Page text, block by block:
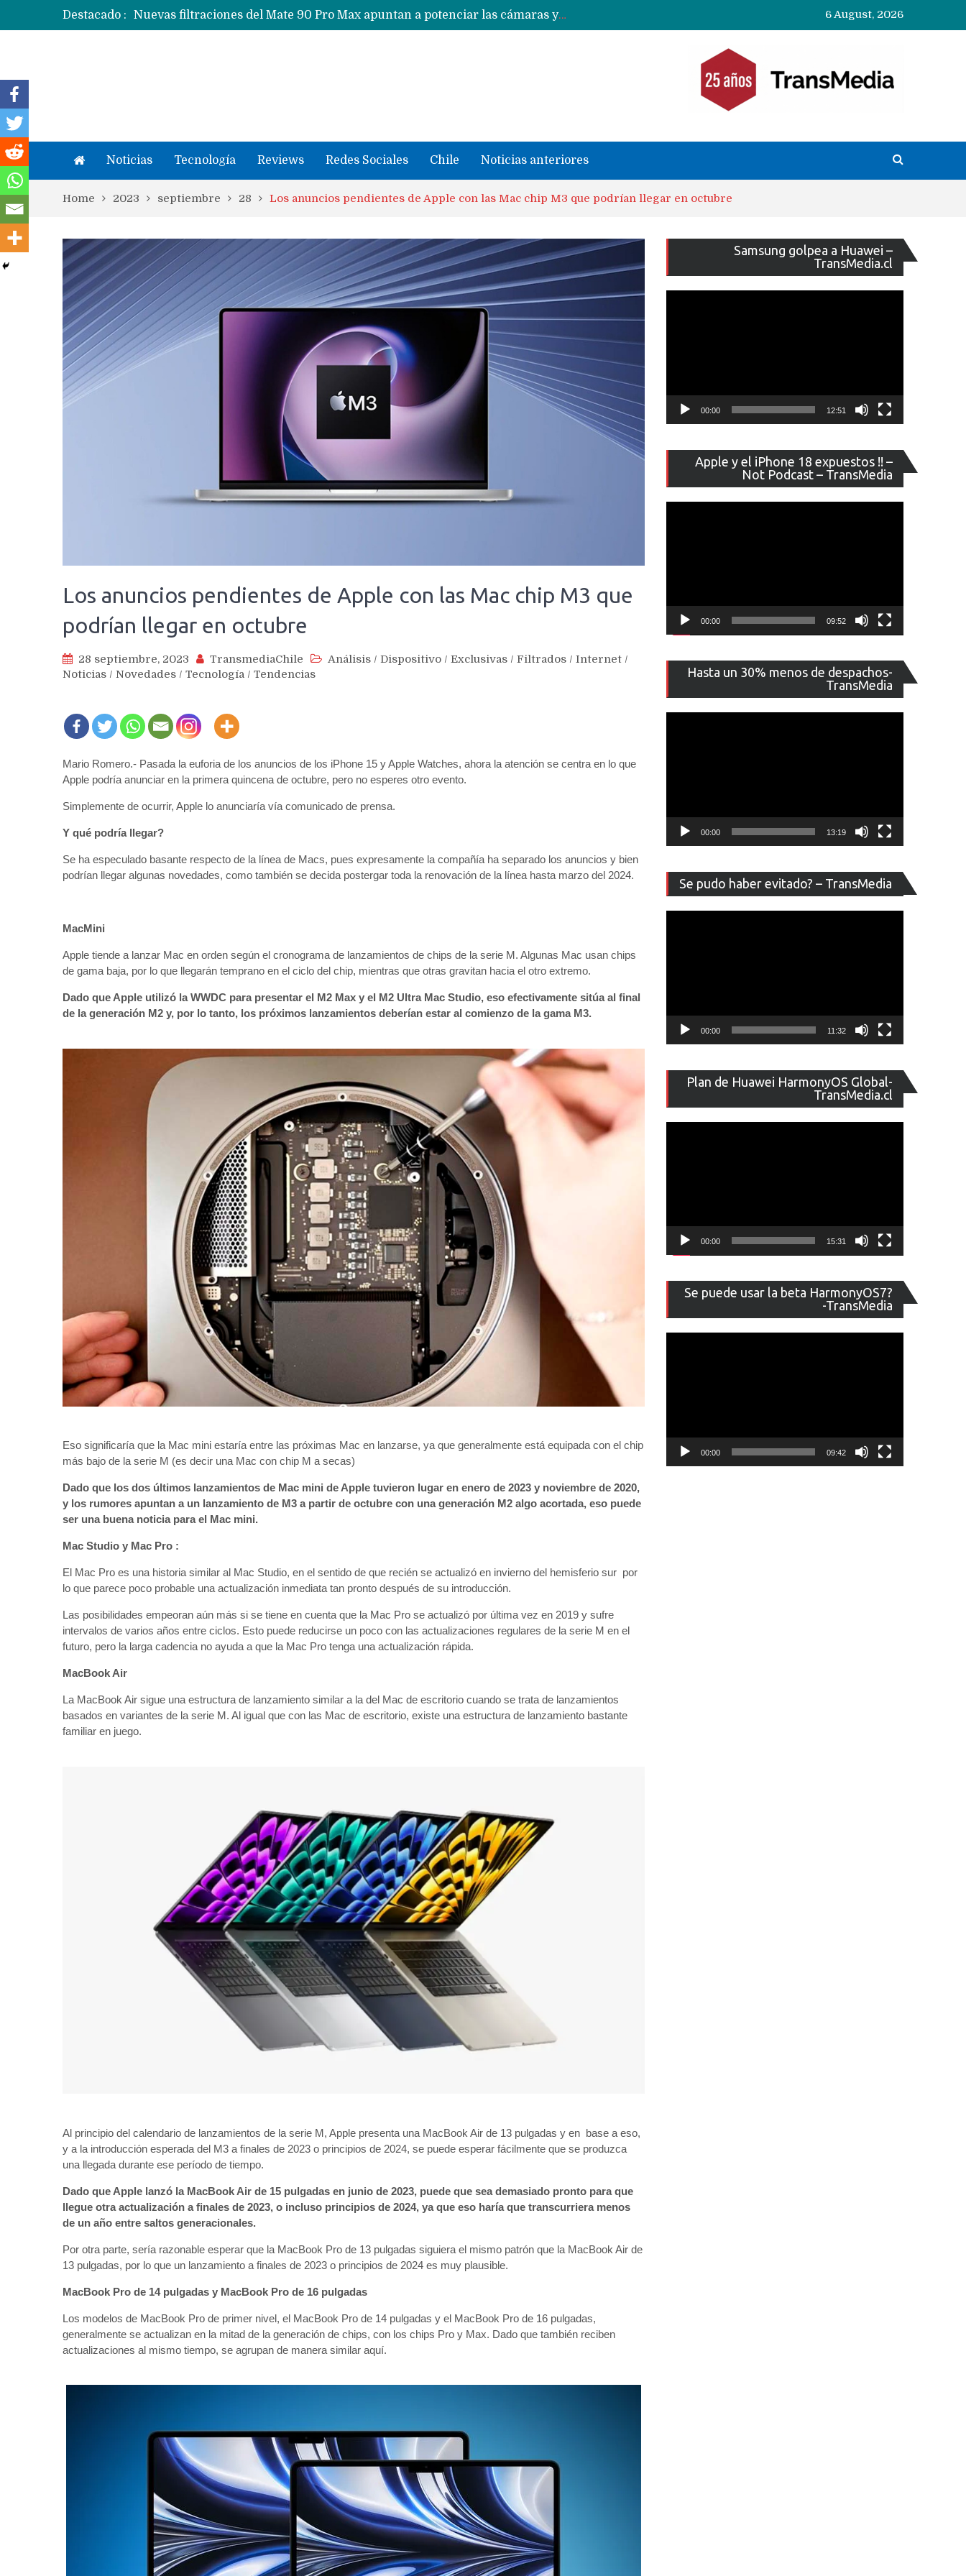
Destacado :
Nuevas filtraciones del Mate 90 Pro Max apuntan a potenciar las cámaras y pantalla OLED doble capa
Apple dice que más ex empleados se llevaron datos confidenciales a OpenAI
6 August, 2026
Noticias Tecnología Reviews Redes Sociales Chile Noticias anteriores
Home 2023 septiembre 28 Los anuncios pendientes de Apple con las Mac chip M3 que podrían llegar en octubre
Los anuncios pendientes de Apple con las Mac chip M3 que
podrían llegar en octubre
28 septiembre, 2023 TransmediaChile Análisis / Dispositivo / Exclusivas / Filtrados / Internet /
Noticias / Novedades / Tecnología / Tendencias
Mario Romero.- Pasada la euforia de los anuncios de los iPhone 15 y Apple Watches, ahora la atención se centra en lo que
Apple podría anunciar en la primera quincena de octubre, pero no esperes otro evento.
Simplemente de ocurrir, Apple lo anunciaría vía comunicado de prensa.
Y qué podría llegar?
Se ha especulado basante respecto de la línea de Macs, pues expresamente la compañía ha separado los anuncios y bien
podrían llegar algunas novedades, como también se decida postergar toda la renovación de la línea hasta marzo del 2024.
MacMini
Apple tiende a lanzar Mac en orden según el cronograma de lanzamientos de chips de la serie M. Algunas Mac usan chips
de gama baja, por lo que llegarán temprano en el ciclo del chip, mientras que otras gravitan hacia el otro extremo.
Dado que Apple utilizó la WWDC para presentar el M2 Max y el M2 Ultra Mac Studio, eso efectivamente sitúa al final
de la generación M2 y, por lo tanto, los próximos lanzamientos deberían estar al comienzo de la gama M3.
Eso significaría que la Mac mini estaría entre las próximas Mac en lanzarse, ya que generalmente está equipada con el chip
más bajo de la serie M (es decir una Mac con chip M a secas)
Dado que los dos últimos lanzamientos de Mac mini de Apple tuvieron lugar en enero de 2023 y noviembre de 2020,
y los rumores apuntan a un lanzamiento de M3 a partir de octubre con una generación M2 algo acortada, eso puede
ser una buena noticia para el Mac mini.
Mac Studio y Mac Pro :
El Mac Pro es una historia similar al Mac Studio, en el sentido de que recién se actualizó en invierno del hemisferio sur por
lo que parece poco probable una actualización inmediata tan pronto después de su introducción.
Las posibilidades empeoran aún más si se tiene en cuenta que la Mac Pro se actualizó por última vez en 2019 y sufre
intervalos de varios años entre ciclos. Esto puede reducirse un poco con las actualizaciones regulares de la serie M en el
futuro, pero la larga cadencia no ayuda a que la Mac Pro tenga una actualización rápida.
MacBook Air
La MacBook Air sigue una estructura de lanzamiento similar a la del Mac de escritorio cuando se trata de lanzamientos
basados ​​en variantes de la serie M. Al igual que con las Mac de escritorio, existe una estructura de lanzamiento bastante
familiar en juego.
Al principio del calendario de lanzamientos de la serie M, Apple presenta una MacBook Air de 13 pulgadas y en base a eso,
y a la introducción esperada del M3 a finales de 2023 o principios de 2024, se puede esperar fácilmente que se produzca
una llegada durante ese período de tiempo.
Dado que Apple lanzó la MacBook Air de 15 pulgadas en junio de 2023, puede que sea demasiado pronto para que
llegue otra actualización a finales de 2023, o incluso principios de 2024, ya que eso haría que transcurriera menos
de un año entre saltos generacionales.
Por otra parte, sería razonable esperar que la MacBook Pro de 13 pulgadas siguiera el mismo patrón que la MacBook Air de
13 pulgadas, por lo que un lanzamiento a finales de 2023 o principios de 2024 es muy plausible.
MacBook Pro de 14 pulgadas y MacBook Pro de 16 pulgadas
Los modelos de MacBook Pro de primer nivel, el MacBook Pro de 14 pulgadas y el MacBook Pro de 16 pulgadas,
generalmente se actualizan en la mitad de la generación de chips, con los chips Pro y Max. Dado que también reciben
actualizaciones al mismo tiempo, se agrupan de manera similar aquí.
Samsung golpea a Huawei –
TransMedia.cl
de
vídeo
00:00 12:51
Apple y el iPhone 18 expuestos !! –
Not Podcast – TransMedia
de
vídeo
00:00 09:52
Hasta un 30% menos de despachos-
TransMedia
de
vídeo
00:00 13:19
Se pudo haber evitado? – TransMedia
de
vídeo
00:00 11:32
Plan de Huawei HarmonyOS Global-
TransMedia.cl
de
vídeo
00:00 15:31
Se puede usar la beta HarmonyOS7?
-TransMedia
de
vídeo
00:00 09:42